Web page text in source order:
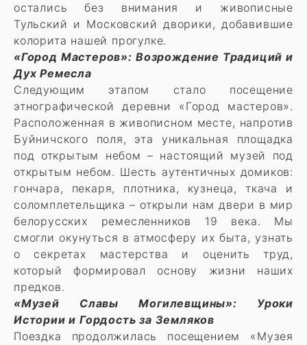
остались без внимания и живописные
Тульский и Московский дворики, добавившие
колорита нашей прогулке.
«Город Мастеров»: Возрождение Традиций и
Дух Ремесла
Следующим этапом стало посещение
этнографической деревни «Город мастеров».
Расположенная в живописном месте, напротив
Буйничского поля, эта уникальная площадка
под открытым небом – настоящий музей под
открытым небом. Шесть аутентичных домиков:
гончара, пекаря, плотника, кузнеца, ткача и
соломплетельщика – открыли нам двери в мир
белорусских ремесленников 19 века. Мы
смогли окунуться в атмосферу их быта, узнать
о секретах мастерства и оценить труд,
который формировал основу жизни наших
предков.
«Музей Славы Могилевщины»: Уроки
Истории и Гордость за Земляков
Поездка продолжилась посещением «Музея